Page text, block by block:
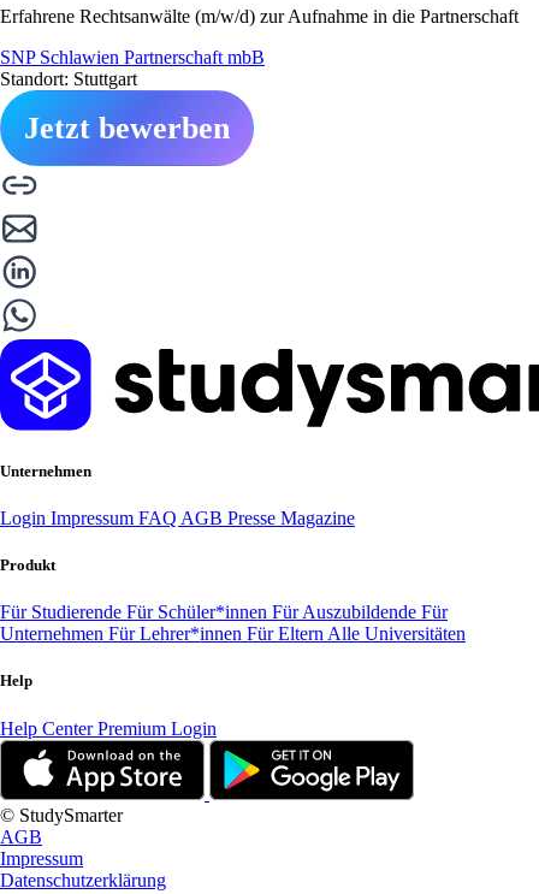
Erfahrene Rechtsanwälte (m/w/d) zur Aufnahme in die Partnerschaft
SNP Schlawien Partnerschaft mbB
Standort: Stuttgart
Jetzt bewerben
Unternehmen
Login Impressum FAQ AGB Presse Magazine
Produkt
Für Studierende Für Schüler*innen Für Auszubildende Für
Unternehmen Für Lehrer*innen Für Eltern Alle Universitäten
Help
Help CenterPremium Login
© StudySmarter
AGB
Impressum
Datenschutzerklärung